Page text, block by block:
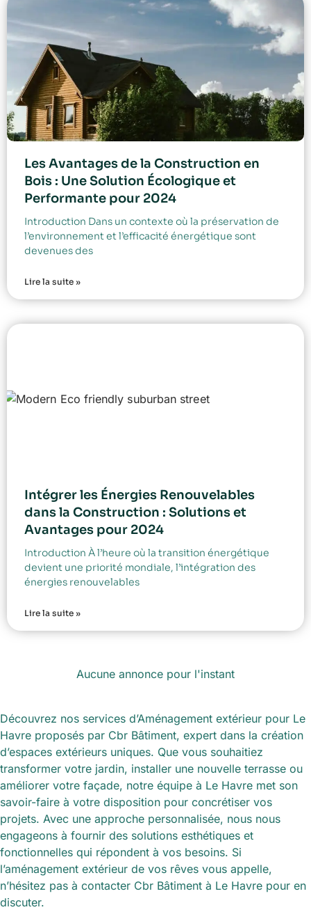
Les Avantages de la Construction en
Bois : Une Solution Écologique et
Performante pour 2024
Introduction Dans un contexte où la préservation de
l’environnement et l’efficacité énergétique sont
devenues des
Lire la suite »
Intégrer les Énergies Renouvelables
dans la Construction : Solutions et
Avantages pour 2024
Introduction À l’heure où la transition énergétique
devient une priorité mondiale, l’intégration des
énergies renouvelables
Lire la suite »
Aucune annonce pour l'instant
Découvrez nos services d’Aménagement extérieur pour Le
Havre proposés par Cbr Bâtiment, expert dans la création
d’espaces extérieurs uniques. Que vous souhaitiez
transformer votre jardin, installer une nouvelle terrasse ou
améliorer votre façade, notre équipe à Le Havre met son
savoir-faire à votre disposition pour concrétiser vos
projets. Avec une approche personnalisée, nous nous
engageons à fournir des solutions esthétiques et
fonctionnelles qui répondent à vos besoins. Si
l’aménagement extérieur de vos rêves vous appelle,
n’hésitez pas à contacter Cbr Bâtiment à Le Havre pour en
discuter.